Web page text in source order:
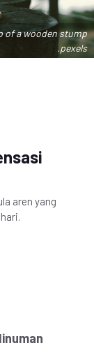
of a wooden stump
.pexels
aren yang